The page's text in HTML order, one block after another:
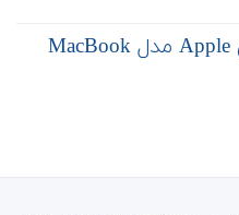
لپ تاپ 16 اینچی Apple مدل MacBook